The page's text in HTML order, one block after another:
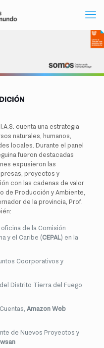
cuenta una estrategia
naturales, humanos,
locales. Durante el panel
fueron destacadas
expusieron las
proyectos y
con las cadenas de valor
de Producción y Ambiente,
de la provincia, Prof.
de la Comisión
y el Caribe (CEPAL) en la
Coorporativos y
Distrito Tierra del Fuego
Amazon Web
de Nuevos Proyectos y